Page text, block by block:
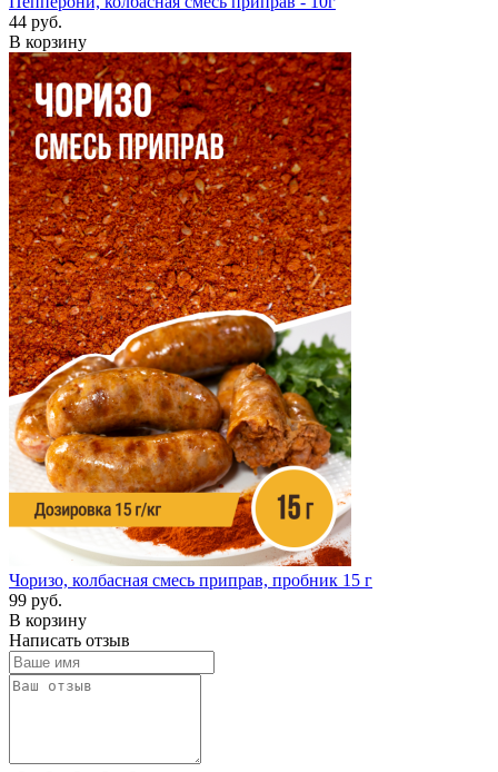
44 руб.
В корзину
Чоризо, колбасная смесь приправ, пробник 15 г
99 руб.
В корзину
Написать отзыв